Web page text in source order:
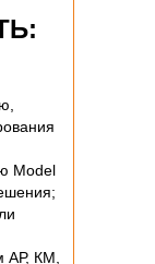
Model
АР, КМ,